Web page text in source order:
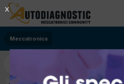
Meccatronica
X